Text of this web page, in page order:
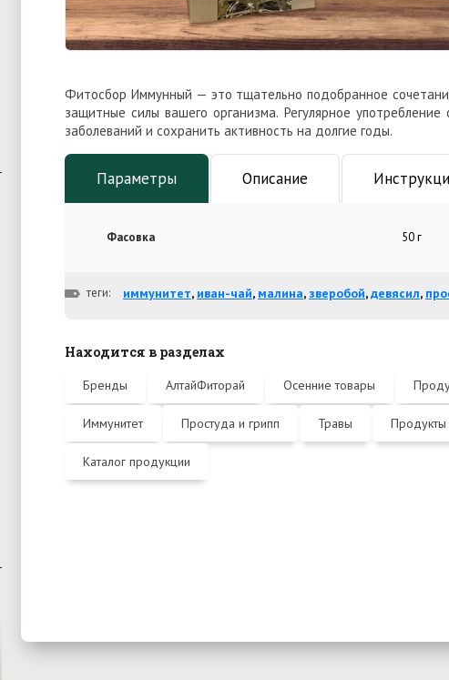
Фитосбор Иммунный — это тщательно подобранное
защитные силы вашего организма. Регулярное
заболеваний и сохранить активность на долгие годы.
Параметры Описание
Фасовка 50 г
теги: иммунитет, иван-чай, малина, зверобой,девясил,
Находится в разделах
Бренды АлтайФиторай Осенние товары
Иммунитет Простуда и грипп Травы
Каталог продукции